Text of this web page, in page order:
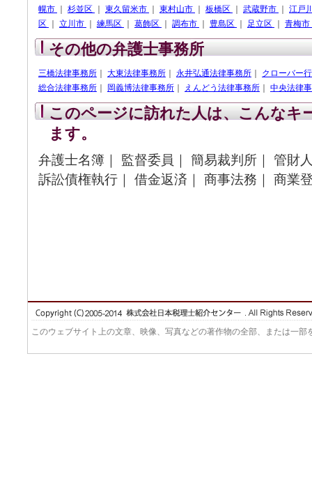
幌市
杉並区 東久留米市 東村山市 板橋区 武蔵野市
江戸
区
立川市 練馬区 葛飾区 調布市 豊島区 足立区 青梅市
その他の弁護士事務所
三橋法律事務所 大東法律事務所 永井弘通法律事務所
クローバー
総合法律事務所
岡義博法律事務所 えんどう法律事務所 中央法律
このページに訪れた人は、こんなキ
ます。
弁護士名簿｜ 監督委員｜ 簡易裁判所｜ 管財
訴訟債権執行｜ 借金返済｜ 商事法務｜ 商業
このウェブサイト上の文章、映像、写真などの著作物の全部、または一